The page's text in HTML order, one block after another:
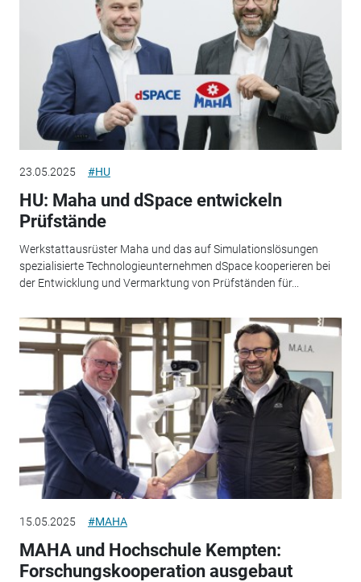
23.05.2025 #HU
HU: Maha und dSpace entwickeln
Prüfstände
Werkstattausrüster Maha und das auf Simulationslösungen
spezialisierte Technologieunternehmen dSpace kooperieren bei
der Entwicklung und Vermarktung von Prüfständen für...
15.05.2025 #MAHA
MAHA und Hochschule Kempten:
Forschungskooperation ausgebaut